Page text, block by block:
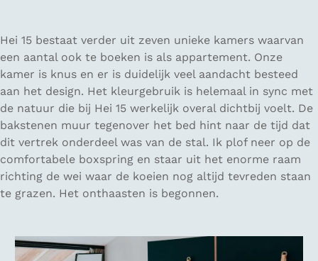
Hei 15 bestaat verder uit zeven unieke kamers waarvan
een aantal ook te boeken is als appartement. Onze
kamer is knus en er is duidelijk veel aandacht besteed
aan het design. Het kleurgebruik is helemaal in sync met
de natuur die bij Hei 15 werkelijk overal dichtbij voelt. De
bakstenen muur tegenover het bed hint naar de tijd dat
dit vertrek onderdeel was van de stal. Ik plof neer op de
comfortabele boxspring en staar uit het enorme raam
richting de wei waar de koeien nog altijd tevreden staan
te grazen. Het onthaasten is begonnen.